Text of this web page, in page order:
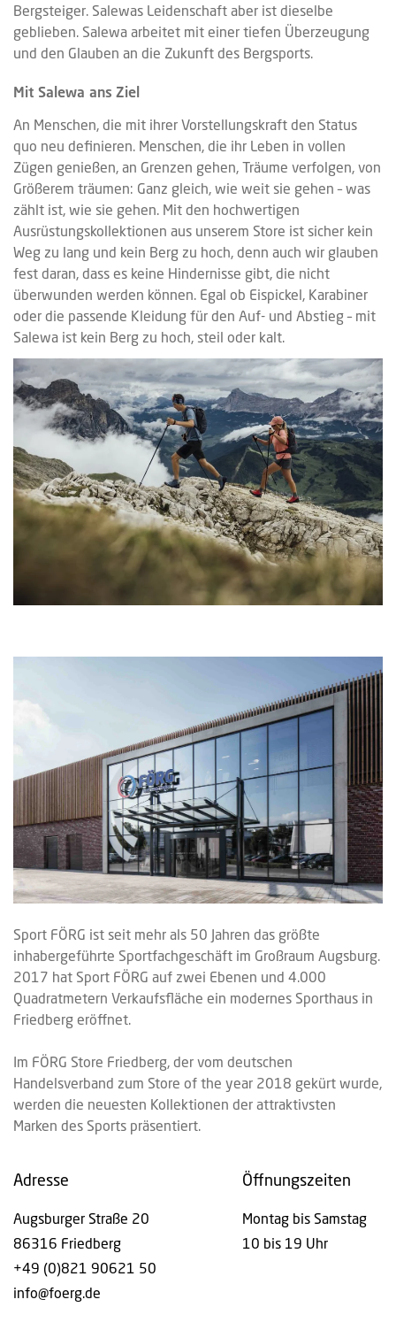
Bergsteiger. Salewas Leidenschaft aber ist dieselbe
geblieben. Salewa arbeitet mit einer tiefen Überzeugung
und den Glauben an die Zukunft des Bergsports.
Mit Salewa ans Ziel
An Menschen, die mit ihrer Vorstellungskraft den Status
quo neu definieren. Menschen, die ihr Leben in vollen
Zügen genießen, an Grenzen gehen, Träume verfolgen, von
Größerem träumen: Ganz gleich, wie weit sie gehen – was
zählt ist, wie sie gehen. Mit den hochwertigen
Ausrüstungskollektionen aus unserem Store ist sicher kein
Weg zu lang und kein Berg zu hoch, denn auch wir glauben
fest daran, dass es keine Hindernisse gibt, die nicht
überwunden werden können. Egal ob Eispickel, Karabiner
oder die passende Kleidung für den Auf- und Abstieg – mit
Salewa ist kein Berg zu hoch, steil oder kalt.
Sport FÖRG ist seit mehr als 50 Jahren das größte
inhabergeführte Sportfachgeschäft im Großraum Augsburg.
2017 hat Sport FÖRG auf zwei Ebenen und 4.000
Quadratmetern Verkaufsfläche ein modernes Sporthaus in
Friedberg eröffnet.
Im FÖRG Store Friedberg, der vom deutschen
Handelsverband zum Store of the year 2018 gekürt wurde,
werden die neuesten Kollektionen der attraktivsten
Marken des Sports präsentiert.
Adresse
Augsburger Straße 20
86316 Friedberg
+49 (0)821 90621 50
info@foerg.de
Öffnungszeiten
Montag bis Samstag
10 bis 19 Uhr